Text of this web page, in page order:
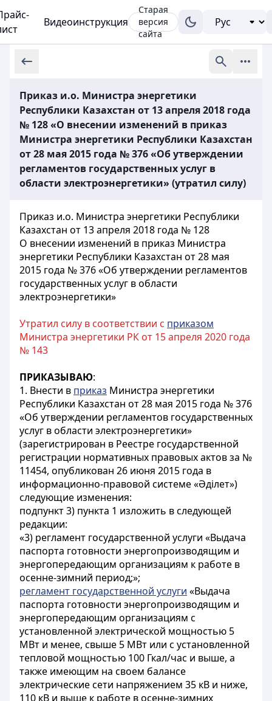
Видеоинструкция
Старая
версия
сайта
Приказ и.о. Министра энергетики
Республики Казахстан от 13 апреля 2018 года
№ 128 «О внесении изменений в приказ
Министра энергетики Республики Казахстан
от 28 мая 2015 года № 376 «Об утверждении
регламентов государственных услуг в
области электроэнергетики» (утратил силу)
Приказ и.о. Министра энергетики Республики
Казахстан от 13 апреля 2018 года № 128
О внесении изменений в приказ Министра
энергетики Республики Казахстан от 28 мая
2015 года № 376 «Об утверждении регламентов
государственных услуг в области
электроэнергетики»
Утратил силу в соответствии с приказом
Министра энергетики РК от 15 апреля 2020 года
№ 143
ПРИКАЗЫВАЮ:
1. Внести в приказ Министра энергетики
Республики Казахстан от 28 мая 2015 года № 376
«Об утверждении регламентов государственных
услуг в области электроэнергетики»
(зарегистрирован в Реестре государственной
регистрации нормативных правовых актов за №
11454, опубликован 26 июня 2015 года в
информационно-правовой системе «Әділет»)
следующие изменения:
подпункт 3) пункта 1 изложить в следующей
редакции:
«3) регламент государственной услуги «Выдача
паспорта готовности энергопроизводящим и
энергопередающим организациям к работе в
осенне-зимний период;»;
регламент государственной услуги «Выдача
паспорта готовности энергопроизводящим и
энергопередающим организациям с
установленной электрической мощностью 5
МВт и менее, свыше 5 МВт или с установленной
тепловой мощностью 100 Гкал/час и выше, а
также имеющим на своем балансе
электрические сети напряжением 35 кВ и ниже,
110 кВ и выше к работе в осенне-зимних